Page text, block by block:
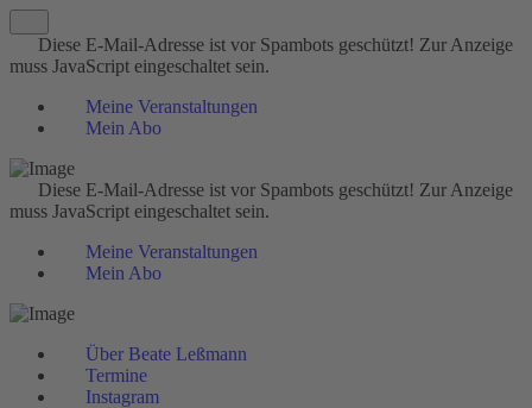
Diese E-Mail-Adresse ist vor Spambots geschützt! Zur Anzeige
muss JavaScript eingeschaltet sein.
Meine Veranstaltungen
Mein Abo
Diese E-Mail-Adresse ist vor Spambots geschützt! Zur Anzeige
muss JavaScript eingeschaltet sein.
Meine Veranstaltungen
Mein Abo
Über Beate Leßmann
Termine
Instagram